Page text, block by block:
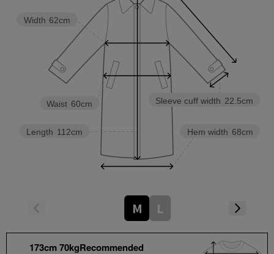
Hem width 68cm
Sleeve cuff width 22.5cm
Length 112cm
Waist 60cm
Width 62cm
M L
173cm 70kgRecommended